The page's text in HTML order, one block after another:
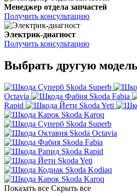
Менеджер отдела запчастей
Получить консультацию
Электрик-диагност
Получить консультацию
Выбрать другую
Skoda Superb
Octavia
Skoda Fabia
Rapid
Skoda Yeti
Skoda Karoq
Skoda Superb
Skoda Octavia
Skoda Fabia
Skoda Rapid
Skoda Yeti
Skoda Kodiaq
Skoda Karoq
Показать все Скрыть все